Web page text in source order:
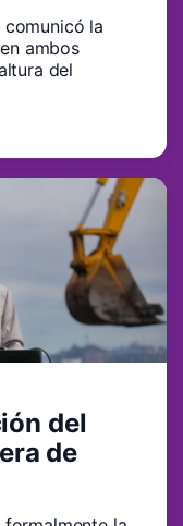
comunicó la
ambos
del
del
de